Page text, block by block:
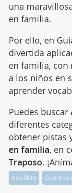
una
en familia.
Por ello, en
divertida
en familia, con
a los niños en
aprender
Puedes buscar
diferentes
obtener pistas
en familia, en
Traposo.
Aire libre Cuentos